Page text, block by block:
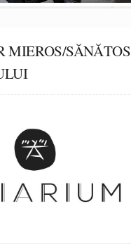
MIEROS/SĂNĂTOS